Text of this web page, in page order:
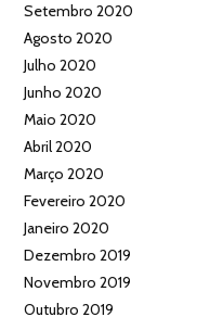
Setembro 2020
Agosto 2020
Julho 2020
Junho 2020
Maio 2020
Abril 2020
Março 2020
Fevereiro 2020
Janeiro 2020
Dezembro 2019
Novembro 2019
Outubro 2019